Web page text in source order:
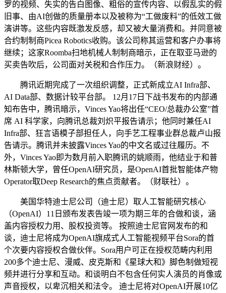
罗的视频、失实的告白图像、粗俗的宣传内容、以假乱实的假
旧事、由AI创做的质量册本以及被称为“工做废料”的低效工做
演讲等。这些内容既激发反感，却又被大量消费和。并同意被
合约制制商Picea Robotics收购。该公司称其运营和客户办事将
继续；这家Roomba扫地机械人制制商暗示，正在取亚马逊的
买卖告吹后，公司面对关税和合作压力。（新浪财经）。
腾讯近期完成了一次组织调整，正式新成立AI Infra部、
AI Data部、数据计较平台部。 12月17日下战书发布的内部通
知布告中，腾讯暗示，Vinces Yao将出任“CEO/总裁办公室”首
席 AI 科学家，向腾讯总裁刘炽平报告请示；他同时兼任AI
Infra部、狂言语模子部担任人，向手艺工程事业群总裁卢山报
告请示。腾讯并未披露Vinces Yao的中文名或过往履历。不
外，Vinces Yao即为数月前入职腾讯的姚顺雨，他结业于和普
林斯顿大学，曾任OpenAI研究员，是OpenAI首批智能体产物
Operator取Deep Research的焦点贡献者。（财联社）。
美国华特迪士尼公司（迪士尼）取人工智能研究核心
（OpenAI）11日颁布发表告竣一项为期三年的合做和谈，涵
盖内容授权力用、股权投资等。 按照迪士尼官网发布的和
谈，迪士尼将成为OpenAI旗成式人工智能视频平台Sora的首
个次要内容授权合做伙伴。Sora用户可正在授权范畴内利用
200多个迪士尼、漫威、皮克斯和《星球大和》脚色制做短视
频并进行分享和互动。和谈明白不包含任何实人演员的肖像或
声音授权，以卑沉相关和法令。 迪士尼将对OpenAI开展10亿